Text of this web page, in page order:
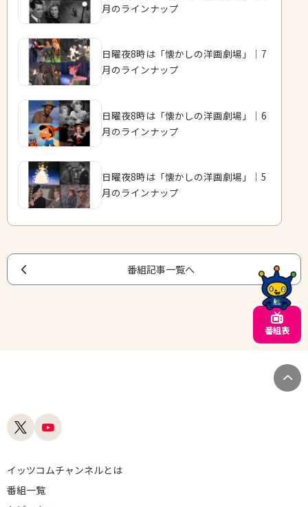
月のラインナップ
日曜夜8時は「懐かしの洋画劇場」｜7
月のラインナップ
日曜夜8時は「懐かしの洋画劇場」｜6
月のラインナップ
日曜夜8時は「懐かしの洋画劇場」｜5
月のラインナップ
番組記事一覧へ
番組表
イッツコムチャンネルとは
番組一覧